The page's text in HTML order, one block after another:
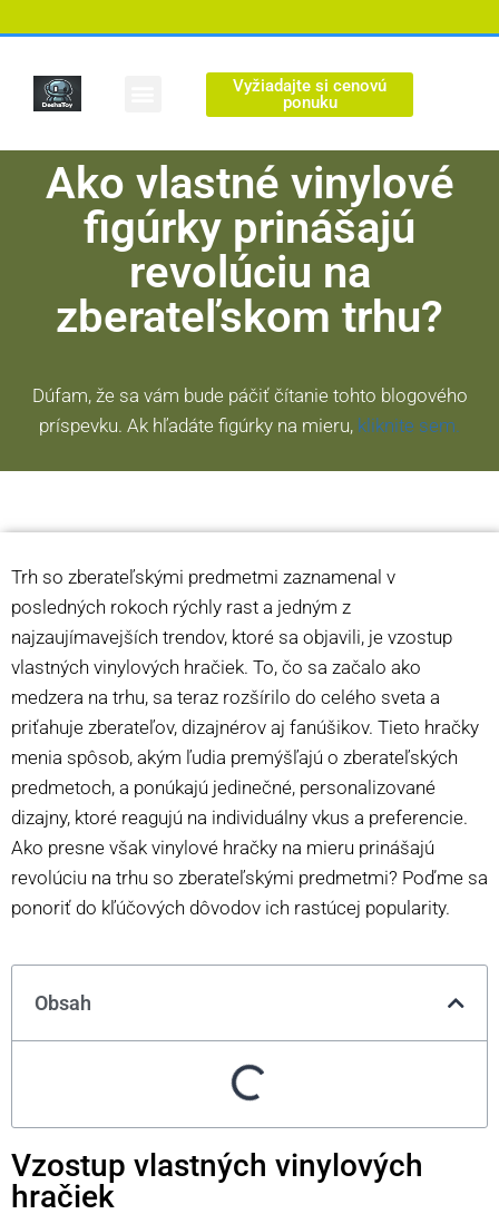
Vyžiadajte si cenovú
ponuku
Ako vlastné vinylové
figúrky prinášajú
revolúciu na
zberateľskom trhu?
Dúfam, že sa vám bude páčiť čítanie tohto blogového
príspevku. Ak hľadáte figúrky na mieru, kliknite sem.
Trh so zberateľskými predmetmi zaznamenal v
posledných rokoch rýchly rast a jedným z
najzaujímavejších trendov, ktoré sa objavili, je vzostup
vlastných vinylových hračiek. To, čo sa začalo ako
medzera na trhu, sa teraz rozšírilo do celého sveta a
priťahuje zberateľov, dizajnérov aj fanúšikov. Tieto hračky
menia spôsob, akým ľudia premýšľajú o zberateľských
predmetoch, a ponúkajú jedinečné, personalizované
dizajny, ktoré reagujú na individuálny vkus a preferencie.
Ako presne však vinylové hračky na mieru prinášajú
revolúciu na trhu so zberateľskými predmetmi? Poďme sa
ponoriť do kľúčových dôvodov ich rastúcej popularity.
Obsah
Vzostup vlastných vinylových
hračiek